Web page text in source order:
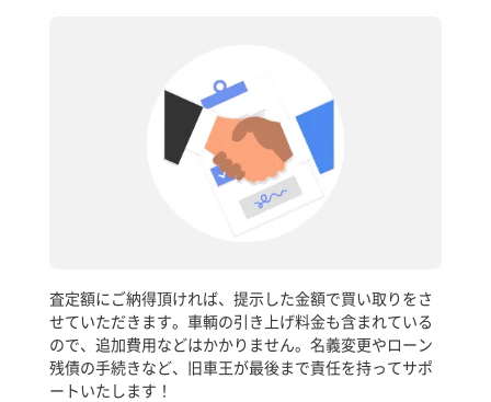
査定額にご納得頂ければ、提示した金額で買い取りをさ
せていただきます。車輌の引き上げ料金も含まれている
ので、追加費用などはかかりません。名義変更やローン
残債の手続きなど、旧車王が最後まで責任を持ってサポ
ートいたします！